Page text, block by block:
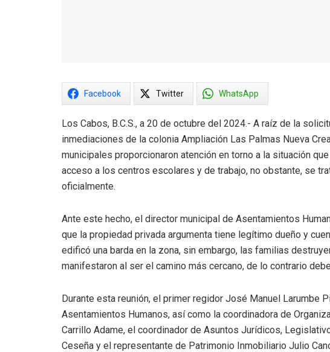
Facebook Twitter WhatsApp
Los Cabos, B.C.S., a 20 de octubre del 2024.- A raíz de la
inmediaciones de la colonia Ampliación Las Palmas Nueva
municipales proporcionaron atención en torno a la situación
acceso a los centros escolares y de trabajo, no obstante, se
oficialmente.
Ante este hecho, el director municipal de Asentamientos
que la propiedad privada argumenta tiene legítimo dueño y
edificó una barda en la zona, sin embargo, las familias
manifestaron al ser el camino más cercano, de lo contrario
Durante esta reunión, el primer regidor José Manuel Larumbe
Asentamientos Humanos, así como la coordinadora de
Carrillo Adame, el coordinador de Asuntos Jurídicos,
Ceseña y el representante de Patrimonio Inmobiliario Julio